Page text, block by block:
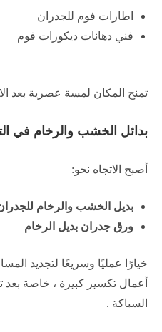
اطارات فوم للجدران
فني دهانات ديكورات فوم
تمنح المكان لمسة عصرية بعد
بدائل الخشب والرخام في
أصبح الاتجاه نحو:
بديل الخشب والرخام
ورق جدران بديل الرخام
خيارًا عمليًا وسريعًا لتجديد
أعمال تكسير كبيرة ، خاصة بعد
السباكة .